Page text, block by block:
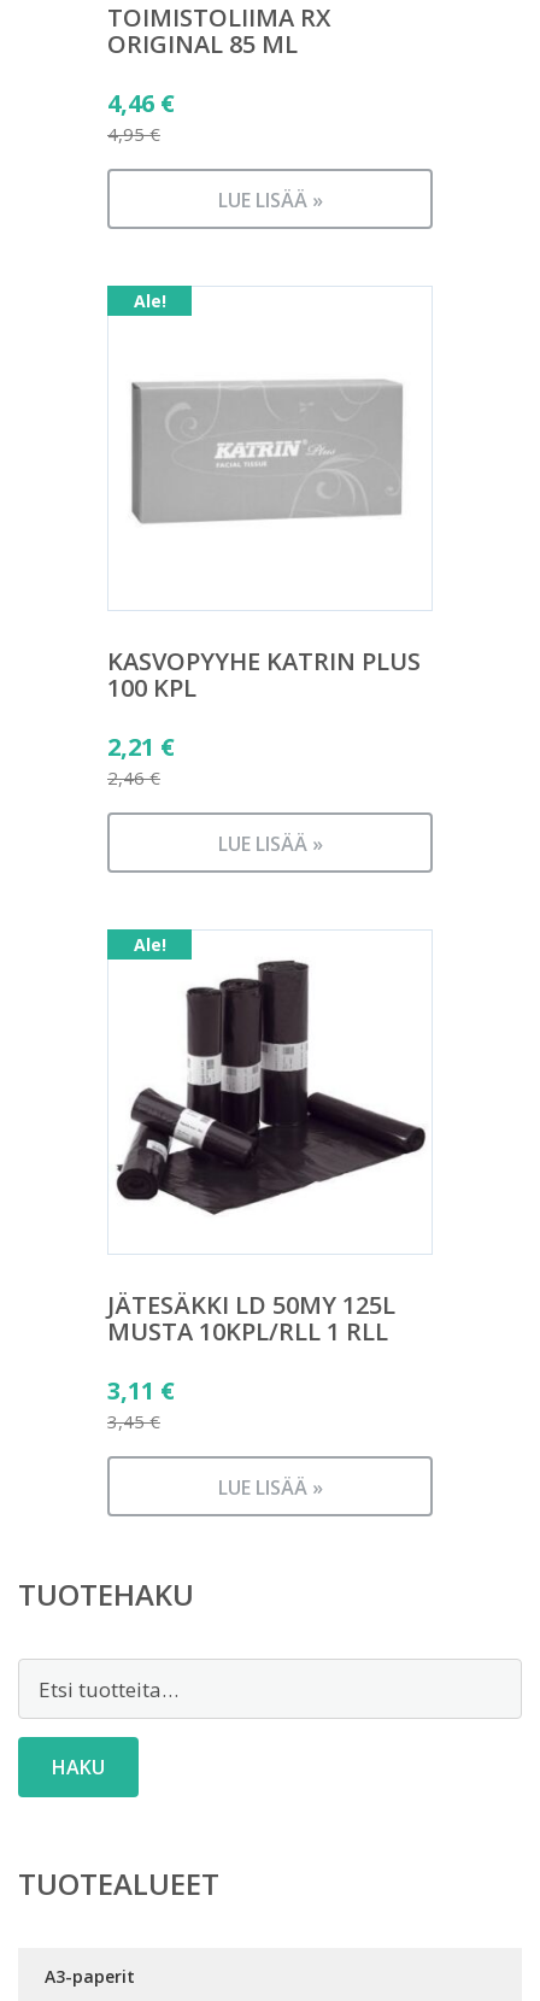
TOIMISTOLIIMA RX
ORIGINAL 85 ML
4,95€
Alkuperäinen
hinta
oli:
4,46 €
Nykyinen
on:
LUE LISÄÄ »
Ale!
KASVOPYYHE KATRIN PLUS
100 KPL
2,46€
Alkuperäinen
hinta
oli:
2,21 €
Nykyinen
on:
LUE LISÄÄ »
Ale!
JÄTESÄKKI LD 50MY 125L
MUSTA 10KPL/RLL 1 RLL
3,45€
Alkuperäinen
hinta
oli:
3,11 €
Nykyinen
on:
LUE LISÄÄ »
TUOTEHAKU
HAKU
TUOTEALUEET
A3-paperit